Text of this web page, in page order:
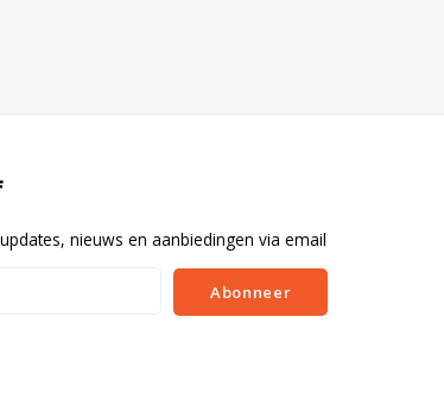
nieuws en aanbiedingen via email
Abonneer